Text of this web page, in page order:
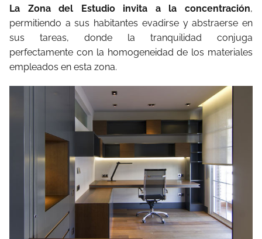
La Zona del Estudio invita a la concentración,
permitiendo a sus habitantes evadirse y abstraerse en
sus tareas, donde la tranquilidad conjuga
perfectamente con la homogeneidad de los materiales
empleados en esta zona.